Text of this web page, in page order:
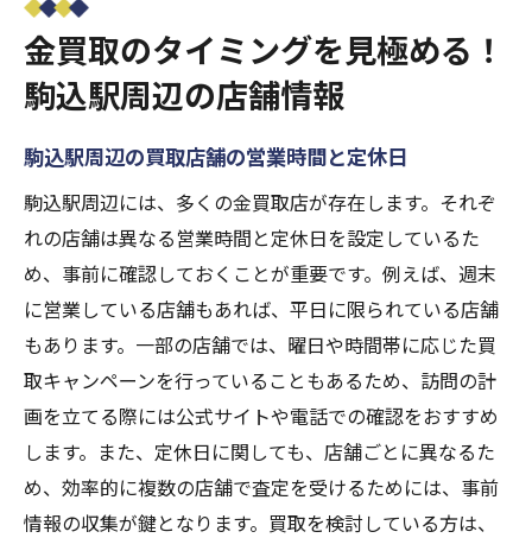
金買取のタイミングを見極める！
駒込駅周辺の店舗情報
駒込駅周辺の買取店舗の営業時間と定休日
駒込駅周辺には、多くの金買取店が存在します。それぞ
れの店舗は異なる営業時間と定休日を設定しているた
め、事前に確認しておくことが重要です。例えば、週末
に営業している店舗もあれば、平日に限られている店舗
もあります。一部の店舗では、曜日や時間帯に応じた買
取キャンペーンを行っていることもあるため、訪問の計
画を立てる際には公式サイトや電話での確認をおすすめ
します。また、定休日に関しても、店舗ごとに異なるた
め、効率的に複数の店舗で査定を受けるためには、事前
情報の収集が鍵となります。買取を検討している方は、